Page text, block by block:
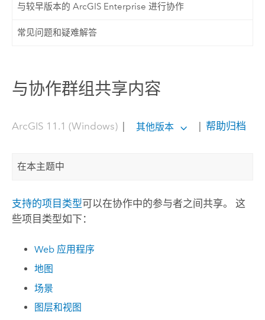
与较早版本的 ArcGIS Enterprise 进行协作
常见问题和疑难解答
与协作群组共享内容
ArcGIS 11.1 (Windows)| 其他版本 帮助归档
在本主题中
支持的项目类型可以在协作中的参与者之间共享。 这
些项目类型如下：
Web 应用程序
地图
场景
图层和视图